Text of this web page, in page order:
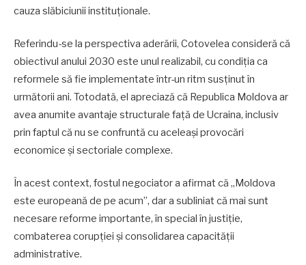
cauza slăbiciunii instituționale.
Referindu-se la perspectiva aderării, Cotovelea consideră că
obiectivul anului 2030 este unul realizabil, cu condiția ca
reformele să fie implementate într-un ritm susținut în
următorii ani. Totodată, el apreciază că Republica Moldova ar
avea anumite avantaje structurale față de Ucraina, inclusiv
prin faptul că nu se confruntă cu aceleași provocări
economice și sectoriale complexe.
În acest context, fostul negociator a afirmat că „Moldova
este europeană de pe acum”, dar a subliniat că mai sunt
necesare reforme importante, în special în justiție,
combaterea corupției și consolidarea capacității
administrative.